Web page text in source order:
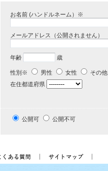
お名前 (ハンドルネーム）※
メールアドレス（公開されません）
年齢 歳
性別※ 男性 女性
その他
在住都道府県
公開可 公開不可